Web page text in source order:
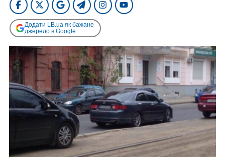
Додати LB.ua як бажане
джерело в Google